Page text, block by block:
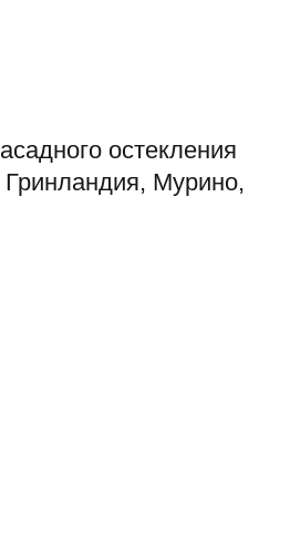
остекления
Мурино,